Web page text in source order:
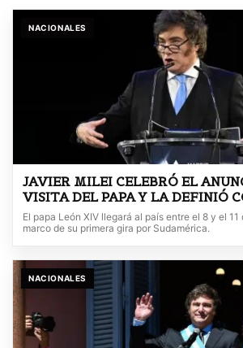
NACIONALES
JAVIER MILEI CELEBRÓ EL
VISITA DEL PAPA Y LA DEFINIÓ
El papa León XIV llegará al país entre el 8 y el
marco de su primera gira por Sudamérica.
NACIONALES